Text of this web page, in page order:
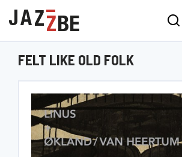
FELT LIKE OLD FOLK